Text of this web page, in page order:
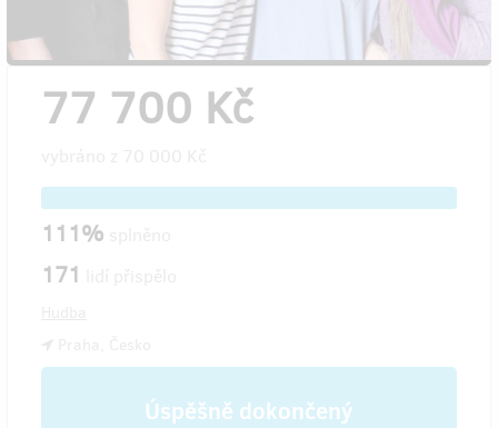
77 700 Kč
111%
171
Úspěšně dokončený